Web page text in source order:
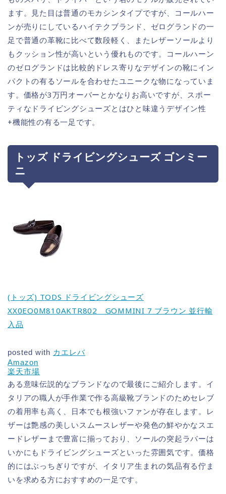
ます。見た目は普通のモカシンタイプですが、コールハー
ンが売りにしているハイテクブランド、ゼログランドの一
足で普通の革靴に比べて数段軽く、またレザーソールより
もクッション性が高いという優れものです。コールハーン
のゼログランドは比較的ドレス寄りなデザインの靴にイン
パクトの有るソールを合わせたユニークな物になっていま
す。価格が3万円オーバーとかなりお高いですが、スポー
ティなドライビングシューズとはひと味違うデザイン性
+機能性の有る一足です。
トッズ ドライビングシューズ ゴンミー
ニ
(トッズ) TODS ドライビングシューズ
XX0EO0M810AKTR802 GOMMINI 7 ブラウン 並行輸
入品
posted with カエレバ
Amazon
楽天市場
ある意味伝説的なブランドなので最後にご紹介します。イ
タリアの職人が手作業で作る高級靴ブランドのためセレブ
の着用率も高く、日本でも根強いファンが存在します。レ
ザーは艶感の美しいスムースレザーや発色の鮮やかなスエ
ードレザーまで豊富に揃っており、ソールの突起ラバーは
いかにもドライビングシューズといった雰囲気です。価格
的にはぶっちぎりですが、イタリア生まれの気品有る佇ま
いを求める方におすすめの一足です。